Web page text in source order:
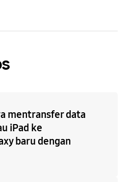
mentransfer data
iPad ke
baru dengan